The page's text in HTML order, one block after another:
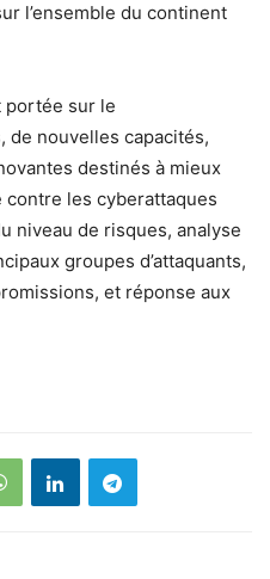
l’ensemble du continent
portée sur le
de nouvelles capacités,
destinés à mieux
les cyberattaques
niveau de risques, analyse
groupes d’attaquants,
et réponse aux